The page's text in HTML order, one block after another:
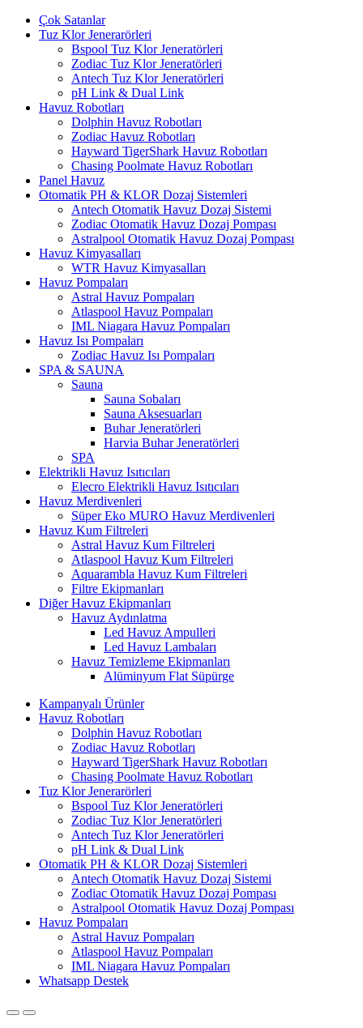
Çok Satanlar
Tuz Klor Jenerarörleri
Bspool Tuz Klor Jeneratörleri
Zodiac Tuz Klor Jeneratörleri
Antech Tuz Klor Jeneratörleri
pH Link & Dual Link
Havuz Robotları
Dolphin Havuz Robotları
Zodiac Havuz Robotları
Hayward TigerShark Havuz Robotları
Chasing Poolmate Havuz Robotları
Panel Havuz
Otomatik PH & KLOR Dozaj Sistemleri
Antech Otomatik Havuz Dozaj Sistemi
Zodiac Otomatik Havuz Dozaj Pompası
Astralpool Otomatik Havuz Dozaj Pompası
Havuz Kimyasalları
WTR Havuz Kimyasalları
Havuz Pompaları
Astral Havuz Pompaları
Atlaspool Havuz Pompaları
IML Niagara Havuz Pompaları
Havuz Isı Pompaları
Zodiac Havuz Isı Pompaları
SPA & SAUNA
Sauna
Sauna Sobaları
Sauna Aksesuarları
Buhar Jeneratörleri
Harvia Buhar Jeneratörleri
SPA
Elektrikli Havuz Isıtıcıları
Elecro Elektrikli Havuz Isıtıcıları
Havuz Merdivenleri
Süper Eko MURO Havuz Merdivenleri
Havuz Kum Filtreleri
Astral Havuz Kum Filtreleri
Atlaspool Havuz Kum Filtreleri
Aquarambla Havuz Kum Filtreleri
Filtre Ekipmanları
Diğer Havuz Ekipmanları
Havuz Aydınlatma
Led Havuz Ampulleri
Led Havuz Lambaları
Havuz Temizleme Ekipmanları
Alüminyum Flat Süpürge
Kampanyalı Ürünler
Havuz Robotları
Dolphin Havuz Robotları
Zodiac Havuz Robotları
Hayward TigerShark Havuz Robotları
Chasing Poolmate Havuz Robotları
Tuz Klor Jenerarörleri
Bspool Tuz Klor Jeneratörleri
Zodiac Tuz Klor Jeneratörleri
Antech Tuz Klor Jeneratörleri
pH Link & Dual Link
Otomatik PH & KLOR Dozaj Sistemleri
Antech Otomatik Havuz Dozaj Sistemi
Zodiac Otomatik Havuz Dozaj Pompası
Astralpool Otomatik Havuz Dozaj Pompası
Havuz Pompaları
Astral Havuz Pompaları
Atlaspool Havuz Pompaları
IML Niagara Havuz Pompaları
Whatsapp Destek